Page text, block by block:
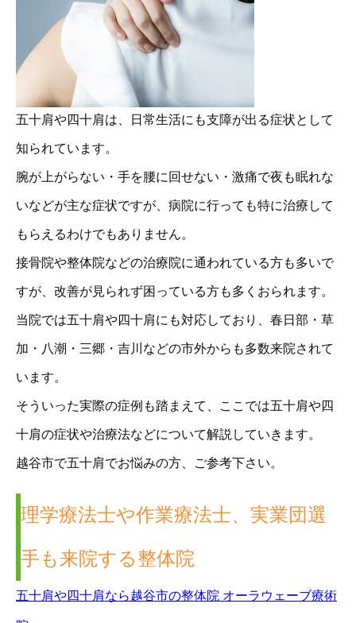
五十肩や四十肩は、日常生活にも支障が出る症状として
知られています。
腕が上がらない・手を腰に回せない・激痛で夜も眠れな
いなどが主な症状ですが、病院に行っても特に治療して
もらえるわけでもありません。
接骨院や整体院などの治療院に通われている方も多いで
すが、改善が見られず困っている方も多くおられます。
当院では五十肩や四十肩にも対応しており、春日部・草
加・八潮・三郷・吉川などの市外からも多数来院されて
います。
そういった実際の症例も踏まえて、ここでは五十肩や四
十肩の症状や治療法などについて解説していきます。
越谷市で五十肩でお悩みの方、ご参考下さい。
理学療法士や作業療法士、実業団選
手も来院する整体院
五十肩や四十肩なら越谷市の整体院 オーラウェーブ療術